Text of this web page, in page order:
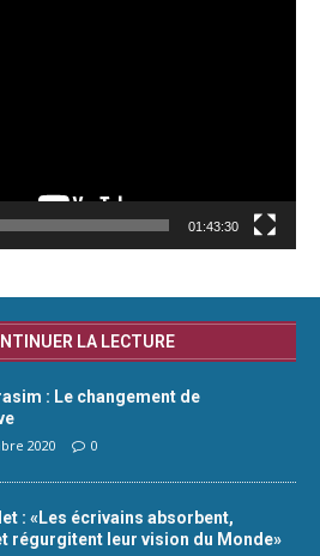
01:43:30
LA LECTURE
: Le changement de
2020 0
: «Les écrivains absorbent,
régurgitent leur vision du Monde»